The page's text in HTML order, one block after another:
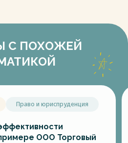
С ПОХОЖЕЙ
Право и юриспруденция
ООО Торговый